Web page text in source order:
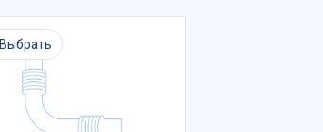
Выбрать